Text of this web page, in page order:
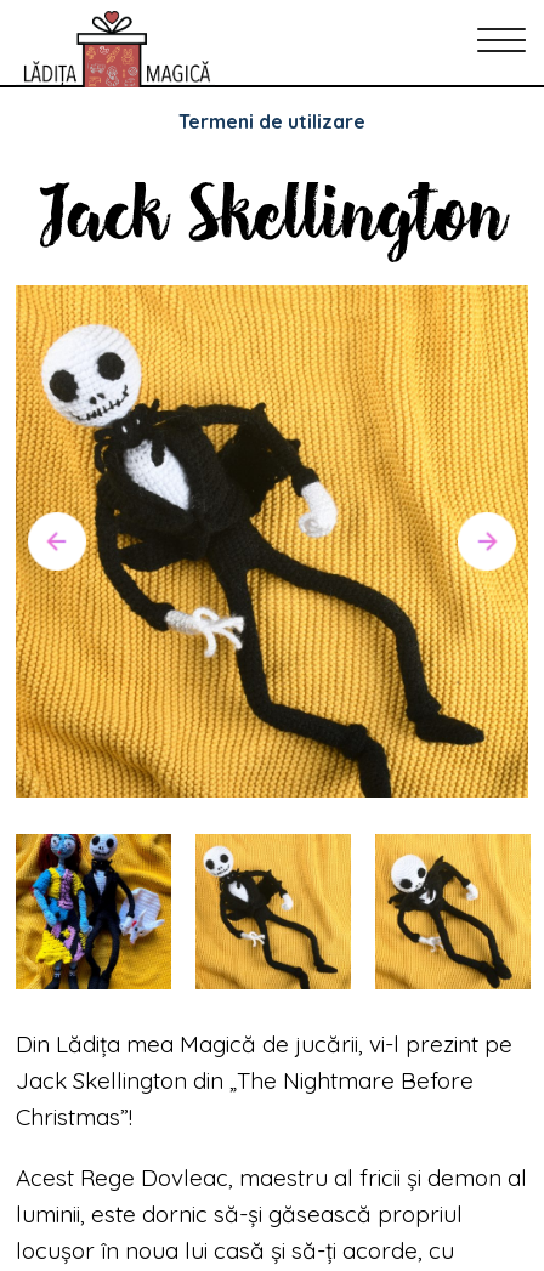
Jack Skellington
Din Lădița mea Magică de jucării, vi-l prezint pe
Jack Skellington din „The Nightmare Before
Christmas”!
Acest Rege Dovleac, maestru al fricii și demon al
luminii, este dornic să-și găsească propriul
locușor în noua lui casă și să-ți acorde, cu
Politica de cookie-uri
Termeni de utilizare